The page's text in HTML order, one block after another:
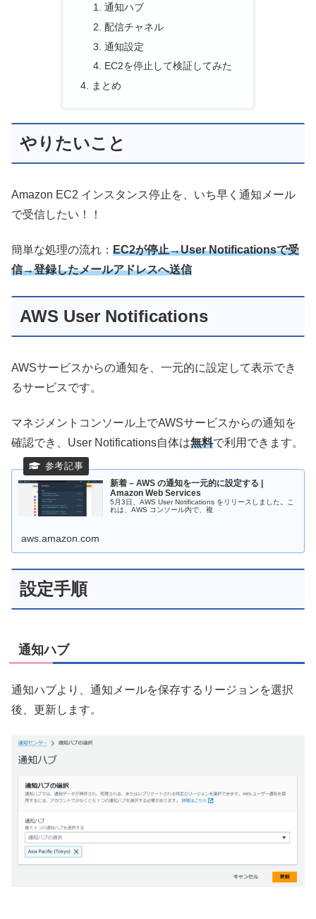
通知ハブ
配信チャネル
通知設定
EC2を停止して検証してみた
まとめ
やりたいこと
Amazon EC2 インスタンス停止を、いち早く通知メール
で受信したい！！
簡単な処理の流れ： EC2が停止→User Notificationsで受
信→登録したメールアドレスへ送信
AWS User Notifications
AWSサービスからの通知を、一元的に設定して表示でき
るサービスです。
マネジメントコンソール上でAWSサービスからの通知を
確認でき、User Notifications自体は無料で利用できます。
新着 – AWS の通知を一元的に設定する |
Amazon Web Services
5月3日、AWS User Notifications をリリースしました。こ
れは、AWS コンソール内で、複
aws.amazon.com
設定手順
通知ハブ
通知ハブより、通知メールを保存するリージョンを選択
後、更新します。